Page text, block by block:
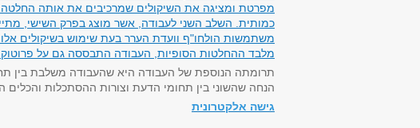
מפרטת ומציגה את השיקולים שמרכיבים את אותה
כמותית. השלב השני לעבודה, אשר מוצג בפרק השישי,
משתמשות הולחו"ף וועדת הערר בעת שימוש בשיקולים
מלבד ההחלטות הסופיות, העבודה התבססה גם על
תרומתה הנוספת של העבודה היא שהעבודה משלבת בין
הנחה שהשוני בין תחומי הדעת וצורות ההסתכלות
גישה אלקטרונית